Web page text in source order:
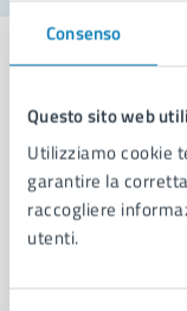
Consenso
Questo sito web
Utilizziamo cookie
garantire la
raccogliere
utenti.
Comune
AMMINISTRAZIONE
Aree amministrative